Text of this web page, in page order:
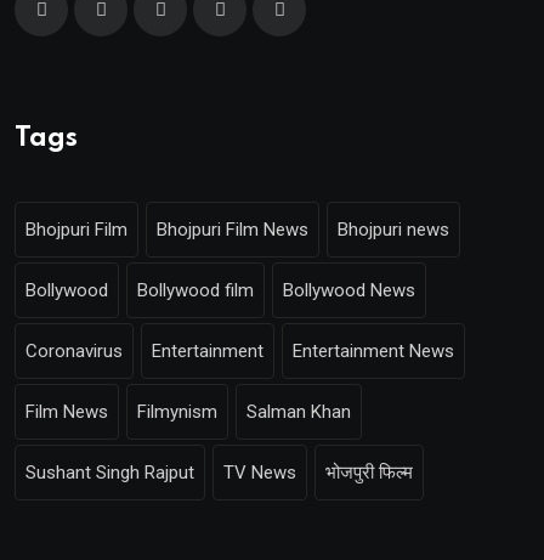
Tags
Bhojpuri Film Bhojpuri Film News Bhojpuri news
Bollywood Bollywood film Bollywood News
Coronavirus Entertainment Entertainment News
Film News Filmynism Salman Khan
Sushant Singh Rajput TV News भोजपुरी फिल्म